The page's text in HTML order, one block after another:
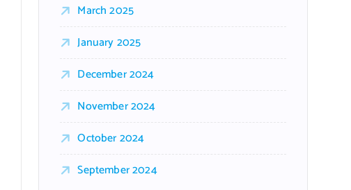
March 2025
January 2025
December 2024
November 2024
October 2024
September 2024